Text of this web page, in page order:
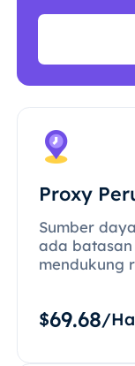
Proxy
Sumber
ada
mendukung
$69.68/